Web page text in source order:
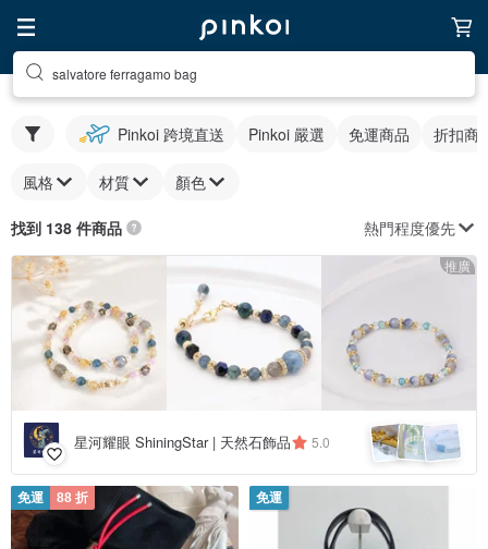
salvatore ferragamo bag
Pinkoi 跨境直送 Pinkoi 嚴選 免運商品 折扣商
風格 材質 顏色
找到 138 件商品 熱門程度優先
推廣
星河耀眼 ShiningStar | 天然石飾品 5.0
免運 88 折 免運